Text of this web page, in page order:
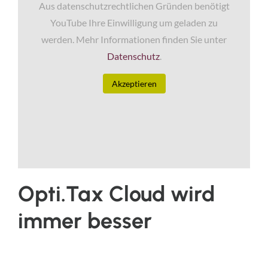
Aus datenschutzrechtlichen Gründen benötigt
YouTube Ihre Einwilligung um geladen zu
werden. Mehr Informationen finden Sie unter
Datenschutz.
Akzeptieren
Opti.Tax Cloud wird
immer besser